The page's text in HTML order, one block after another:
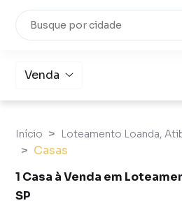
Venda
Início Loteamento Loanda,
Casas
1 Casa à Venda em
SP